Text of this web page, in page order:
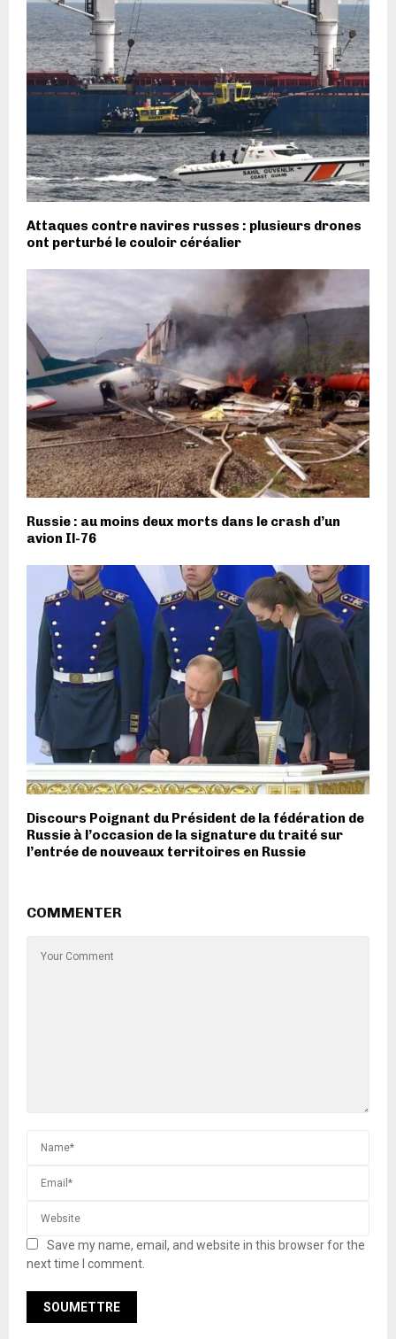
Attaques contre navires russes : plusieurs drones
ont perturbé le couloir céréalier
Russie : au moins deux morts dans le crash d’un
avion Il-76
Discours Poignant du Président de la fédération de
Russie à l’occasion de la signature du traité sur
l’entrée de nouveaux territoires en Russie
COMMENTER
Save my name, email, and website in this browser for the
next time I comment.